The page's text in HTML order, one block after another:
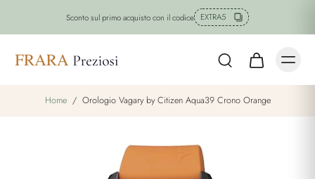
Sconto sul primo acquisto con il codice EXTRA5
Home / Orologio Vagary by Citizen Aqua39 Crono Orange